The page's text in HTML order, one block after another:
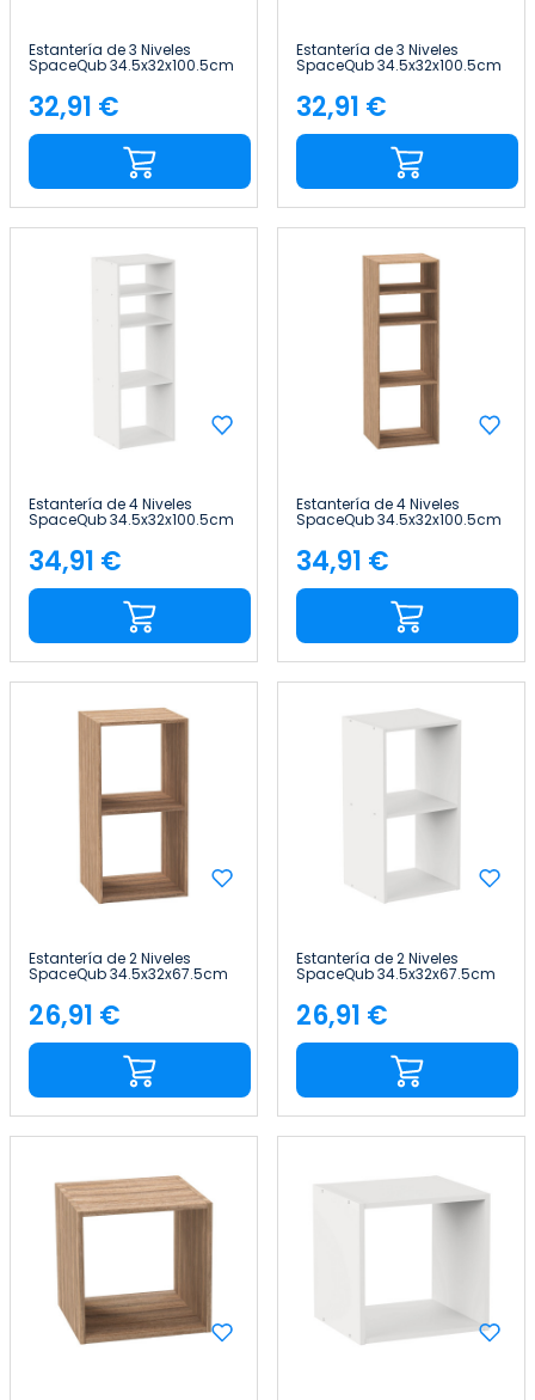
Estantería de 3 Niveles
SpaceQub 34.5x32x100.5cm
7house
Precio
32,91 €
Estantería de 3 Niveles
SpaceQub 34.5x32x100.5cm
7house
Precio
32,91 €
Estantería de 4 Niveles
SpaceQub 34.5x32x100.5cm
7house
Precio
34,91 €
Estantería de 4 Niveles
SpaceQub 34.5x32x100.5cm
7house
Precio
34,91 €
Estantería de 2 Niveles
SpaceQub 34.5x32x67.5cm
7house
Precio
26,91 €
Estantería de 2 Niveles
SpaceQub 34.5x32x67.5cm
7house
Precio
26,91 €